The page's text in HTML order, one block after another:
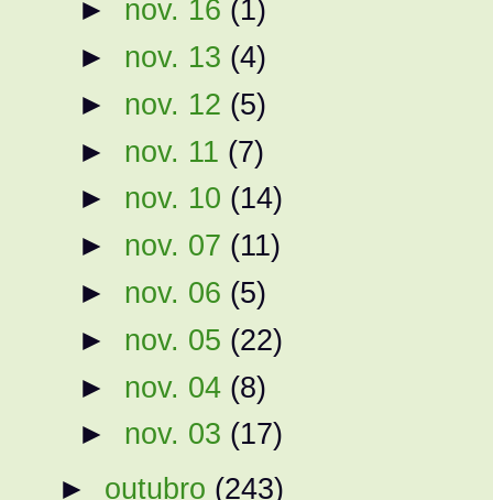
► nov. 16 (1)
► nov. 13 (4)
► nov. 12 (5)
► nov. 11 (7)
► nov. 10 (14)
► nov. 07 (11)
► nov. 06 (5)
► nov. 05 (22)
► nov. 04 (8)
► nov. 03 (17)
► outubro (243)